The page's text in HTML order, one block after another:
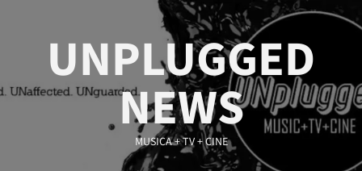
UNPLUGGED
NEWS
MUSICA + TV + CINE